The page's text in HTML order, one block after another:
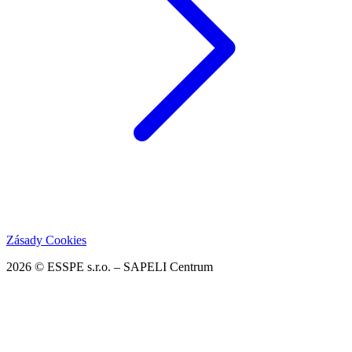
Zásady Cookies
2026 © ESSPE s.r.o. – SAPELI Centrum